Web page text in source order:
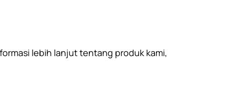
lebih lanjut tentang produk kami,